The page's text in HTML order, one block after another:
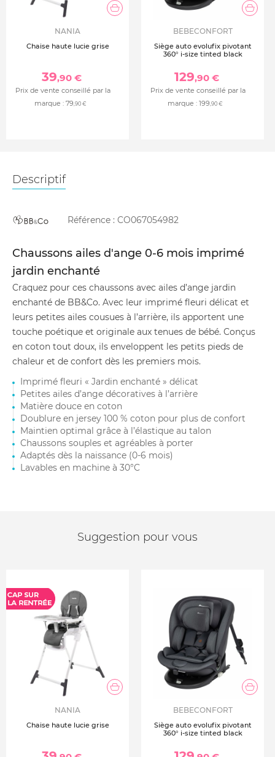
NANIA
Chaise haute lucie grise
39,90 €
Prix de vente conseillé par la
marque : 79,90 €
BEBECONFORT
Siège auto evolufix pivotant
360° i-size tinted black
129,90 €
Prix de vente conseillé par la
marque : 199,90 €
Descriptif
Référence : CO067054982
Chaussons ailes d'ange 0-6 mois imprimé
jardin enchanté
Craquez pour ces chaussons avec ailes d’ange jardin
enchanté de BB&Co. Avec leur imprimé fleuri délicat et
leurs petites ailes cousues à l’arrière, ils apportent une
touche poétique et originale aux tenues de bébé. Conçus
en coton tout doux, ils enveloppent les petits pieds de
chaleur et de confort dès les premiers mois.
Imprimé fleuri « Jardin enchanté » délicat
Petites ailes d’ange décoratives à l’arrière
Matière douce en coton
Doublure en jersey 100 % coton pour plus de confort
Maintien optimal grâce à l’élastique au talon
Chaussons souples et agréables à porter
Adaptés dès la naissance (0-6 mois)
Lavables en machine à 30°C
Suggestion pour vous
NANIA
Chaise haute lucie grise
BEBECONFORT
Siège auto evolufix pivotant
360° i-size tinted black